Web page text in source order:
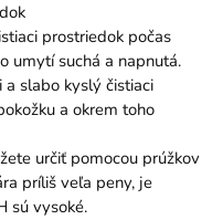
prostriedok počas
umytí suchá a napnutá.
slabo kyslý čistiaci
a okrem toho
určiť pomocou prúžkov
príliš veľa peny, je
sú vysoké.